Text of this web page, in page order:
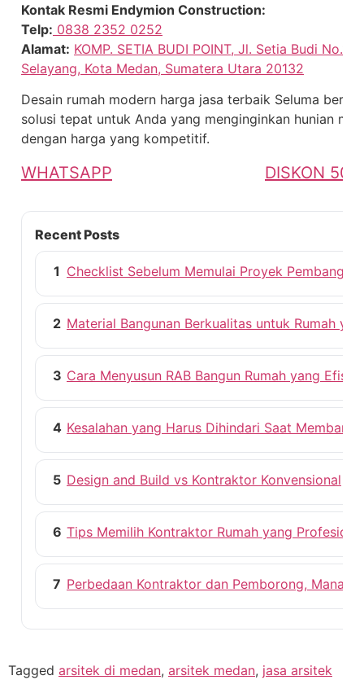
Kontak Resmi Endymion Construction:
Telp: 0838 2352 0252
Alamat: KOMP. SETIA BUDI POINT, Jl. Setia Budi
Selayang, Kota Medan, Sumatera Utara 20132
Desain rumah modern harga jasa terbaik Seluma
solusi tepat untuk Anda yang menginginkan hunian
dengan harga yang kompetitif.
WHATSAPP DISKON 50%
Recent Posts
1 Checklist Sebelum Memulai Proyek
2 Material Bangunan Berkualitas untuk Rumah
3 Cara Menyusun RAB Bangun Rumah yang Efisien
4 Kesalahan yang Harus Dihindari Saat
5 Design and Build vs Kontraktor Konvensional
6 Tips Memilih Kontraktor Rumah yang
7 Perbedaan Kontraktor dan Pemborong, Mana
Tagged arsitek di medan, arsitek medan, jasa arsitek